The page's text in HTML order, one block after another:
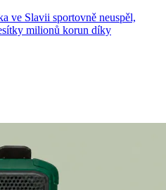
ve Slavii sportovně neuspěl,
milionů korun díky